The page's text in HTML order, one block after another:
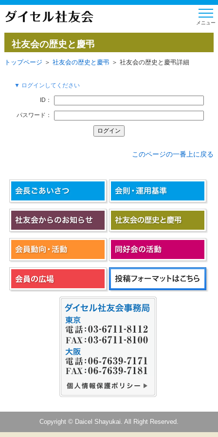
社友会の歴史と慶弔
トップページ ＞ 社友会の歴史と慶弔 ＞ 社友会の歴史と慶弔詳細
▼ ログインしてください
ID：
パスワード：
このページの一番上に戻る
Copyright © Daicel Shayukai. All Right Reserved.